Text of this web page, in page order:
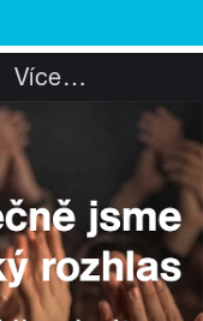
Více…